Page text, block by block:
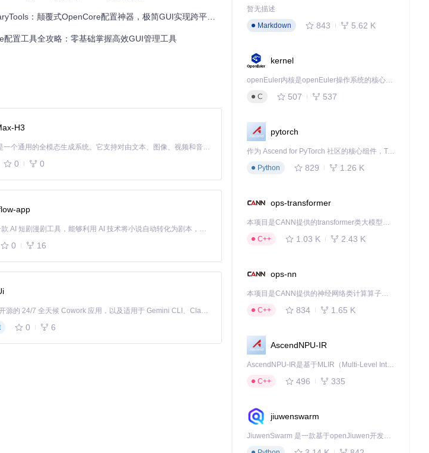
具还提供了一键生成EFI文件夹的功能，方便用户快速创
让Hackintosh配置变得前所未有的简单。无论你是刚开始
你带来便捷、安全的配置体验。
统更加稳定、高效。立即尝试OCAuxiliaryTools，开启你
：颠覆式OpenCore配置神器，极简GUI实现跨平台EFI管理
配置工具全攻略：零基础掌握高效GUI管理工具
H3
MiniMax H3 是一个通用的全模态生成系统。它支持对由文本、图像、视频和音频组成的多模态上下文进行统一理解，并能生成分辨率高达 2K、时长可达 15 秒的带原生立体声音频的视频。得益于面向任务泛化的系统设计，H3 在预训练阶段就已具备广泛的多模态上下文理解与生成能力，能够出色地执行复杂的多模态指令。
0 0
app
Toonflow 是一款 AI 短剧漫剧工具，能够利用 AI 技术将小说自动转化为剧本，并结合 AI 生成的图片和视频，实现高效的短剧创作。借助 Toonflow，可以轻松完成从文字到影像的全流程，让短剧制作变得更加智能与便捷。
0 16
免费、本地、开源的 24/7 全天候 Cowork 应用，以及适用于 Gemini CLI、Claude Code、Codex、OpenCode、Qwen Code、Goose CLI、Auggie 等的 OpenClaw | 🌟 喜欢就点star吧
0 6
暂无描述
Markdown
843 5.62 K
kernel
openEuler内核是openEuler操作系统的核心，既是系统性能与稳定性的基石，也是连接处理器、设备与服务的桥梁。
C
507 537
pytorch
作为 Ascend for PyTorch 社区的核心组件，TorchNPU 是昇腾专为 PyTorch 打造的深度学习适配插件，使 PyTorch 框架能够直接调用昇腾 NPU，为开发者提供昇腾 AI 处理器的超强算力。
Python
829 1.26 K
ops-transformer
本项目是CANN提供的transformer类大模型算子库，实现网络在NPU上加速计算。
C++
1.03 K 2.43 K
ops-nn
本项目是CANN提供的神经网络类计算算子库，实现网络在NPU上加速计算。
C++
834 1.65 K
AscendNPU-IR
AscendNPU-IR是基于MLIR（Multi-Level Intermediate Representation）构建的，面向昇腾亲和算子编译时使用的中间表示，提供昇腾完备表达能力，通过编译优化提升昇腾AI处理器计算效率，支持通过生态框架使能昇腾AI处理器与深度调优
C++
496 335
jiuwenswarm
JiuwenSwarm 是一款基于openJiuwen开发的智能AI Agent，它能够将大语言模型的强大能力，通过你日常使用的各类通讯应用，直接延伸至你的指尖。